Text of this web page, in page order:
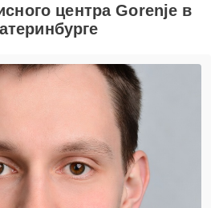
центра Gorenje в